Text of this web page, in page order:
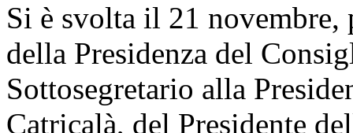
Si è svolta il 21 novembre,
della Presidenza del
Sottosegretario alla
Catricalà, del Presidente